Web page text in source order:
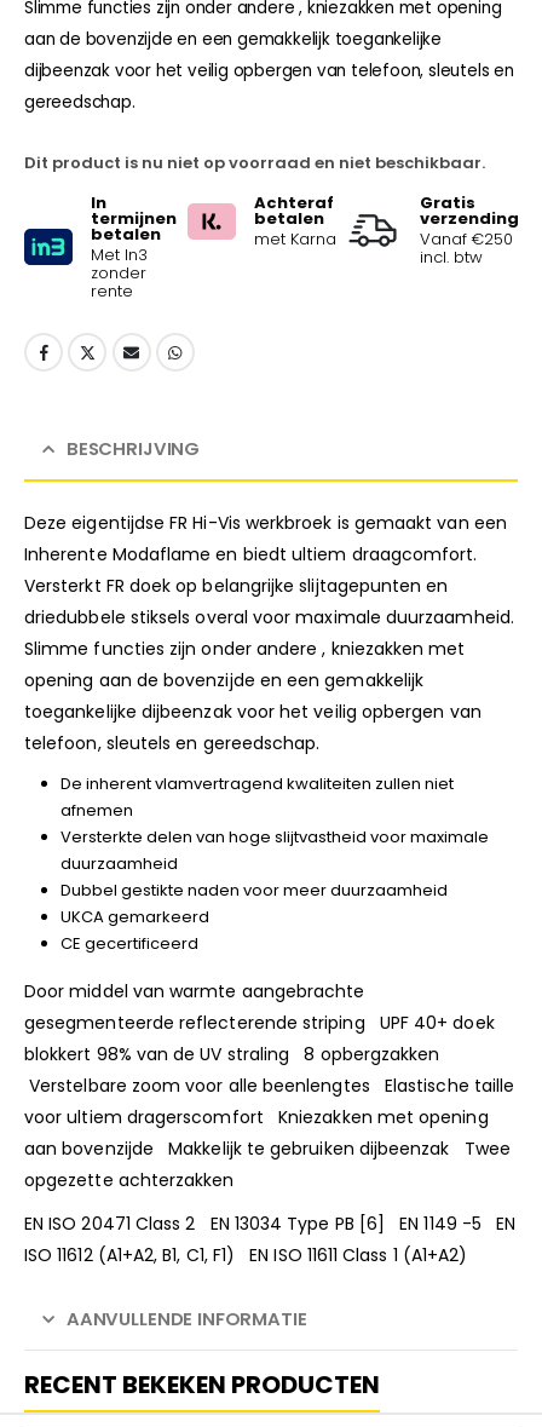
Slimme functies zijn onder andere , kniezakken met opening
aan de bovenzijde en een gemakkelijk toegankelijke
dijbeenzak voor het veilig opbergen van telefoon, sleutels en
gereedschap.
Dit product is nu niet op voorraad en niet beschikbaar.
In
termijnen
betalen
Met In3
zonder
rente
Achteraf
betalen
met Karna
Gratis
verzending
Vanaf €250
incl. btw
BESCHRIJVING
Deze eigentijdse FR Hi-Vis werkbroek is gemaakt van een
Inherente Modaflame en biedt ultiem draagcomfort.
Versterkt FR doek op belangrijke slijtagepunten en
driedubbele stiksels overal voor maximale duurzaamheid.
Slimme functies zijn onder andere , kniezakken met
opening aan de bovenzijde en een gemakkelijk
toegankelijke dijbeenzak voor het veilig opbergen van
telefoon, sleutels en gereedschap.
De inherent vlamvertragend kwaliteiten zullen niet
afnemen
Versterkte delen van hoge slijtvastheid voor maximale
duurzaamheid
Dubbel gestikte naden voor meer duurzaamheid
UKCA gemarkeerd
CE gecertificeerd
Door middel van warmte aangebrachte
gesegmenteerde reflecterende striping UPF 40+ doek
blokkert 98% van de UV straling 8 opbergzakken
Verstelbare zoom voor alle beenlengtes Elastische taille
voor ultiem dragerscomfort Kniezakken met opening
aan bovenzijde Makkelijk te gebruiken dijbeenzak Twee
opgezette achterzakken
EN ISO 20471 Class 2 EN 13034 Type PB [6] EN 1149 -5 EN
ISO 11612 (A1+A2, B1, C1, F1) EN ISO 11611 Class 1 (A1+A2)
AANVULLENDE INFORMATIE
RECENT BEKEKEN PRODUCTEN